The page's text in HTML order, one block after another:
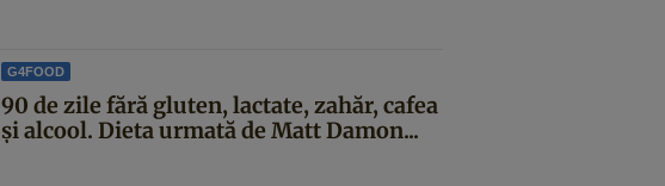
G4FOOD
90 de zile fără gluten, lactate, zahăr, cafea
și alcool. Dieta urmată de Matt Damon...